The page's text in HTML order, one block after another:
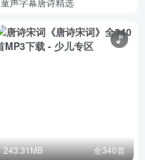
243.31MB 全340首